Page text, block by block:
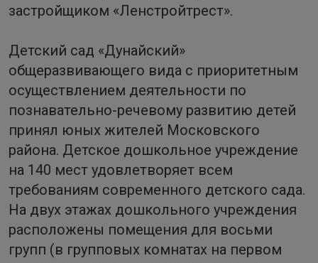
застройщиком «Ленстройтрест».
Детский сад «Дунайский»
общеразвивающего вида с приоритетным
осуществлением деятельности по
познавательно-речевому развитию детей
принял юных жителей Московского
района. Детское дошкольное учреждение
на 140 мест удовлетворяет всем
требованиям современного детского сада.
На двух этажах дошкольного учреждения
расположены помещения для восьми
групп (в групповых комнатах на первом